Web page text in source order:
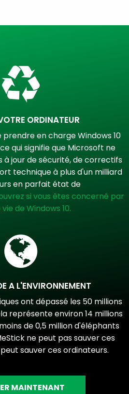
ORDINATEUR
en charge Windows 10
qui signifie que Microsoft ne
à jour de sécurité, de correctifs
technique à plus d'un milliard
en parfait état de
si vous êtes concerné par
de Windows 10.
A L'ENVIRONNEMENT
ont dépassé les 50 millions
représente environ 14 millions
de 0,5 million d'éléphants
ne peut pas sauver ces
sauver ces ordinateurs.
MAINTENANT